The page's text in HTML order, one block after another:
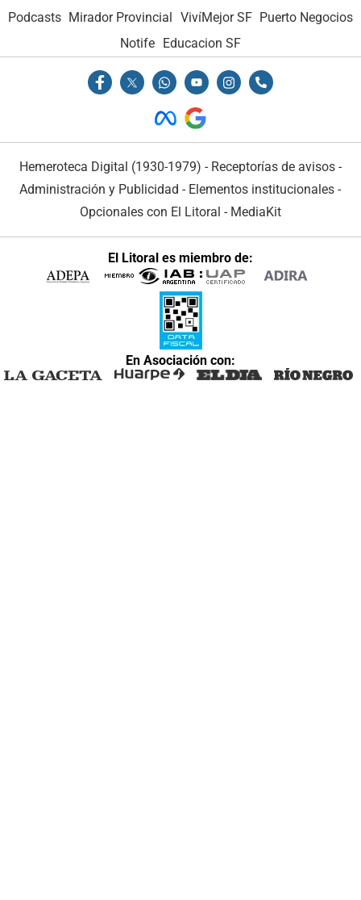
Podcasts Mirador Provincial VivíMejor SF Puerto Negocios
Notife Educacion SF
Hemeroteca Digital (1930-1979) - Receptorías de avisos -
Administración y Publicidad - Elementos institucionales -
Opcionales con El Litoral - MediaKit
El Litoral es miembro de:
En Asociación con: